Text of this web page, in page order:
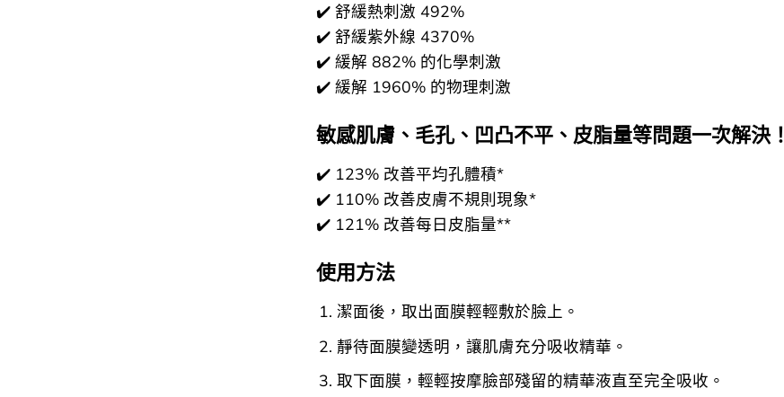
✔️ 舒緩熱刺激 492%
✔️ 舒緩紫外線 4370%
✔️ 緩解 882% 的化學刺激
✔️ 緩解 1960% 的物理刺激
敏感肌膚、毛孔、凹凸不平、皮脂量等問題一次解決！
✔️ 123% 改善平均孔體積*
✔️ 110% 改善皮膚不規則現象*
✔️ 121% 改善每日皮脂量**
使用方法
潔面後，取出面膜輕輕敷於臉上。
靜待面膜變透明，讓肌膚充分吸收精華。
取下面膜，輕輕按摩臉部殘留的精華液直至完全吸收。